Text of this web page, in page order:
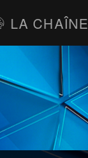
LA CHAÎNE